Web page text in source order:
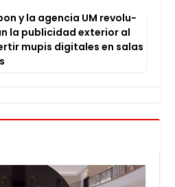
y la agen­cia UM revo­lu­
la publi­ci­dad exte­rior al
mupis digi­ta­les en salas